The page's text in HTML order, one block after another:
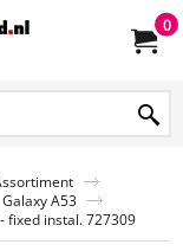
0
Galaxy A53
fixed instal. 727309